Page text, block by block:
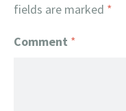
fields are marked *
Comment *